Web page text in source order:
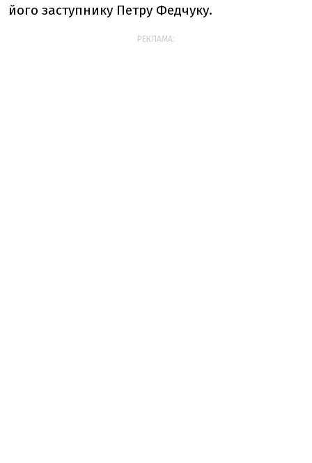
його заступнику Петру Федчуку.
РЕКЛАМА: